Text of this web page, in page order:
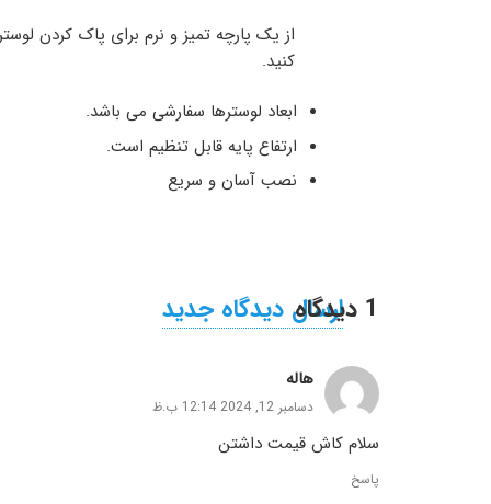
از یک پارچه تمیز و نرم برای پاک کردن
کنید.
ابعاد لوسترها سفارشی می باشد.
ارتفاع پایه قابل تنظیم است.
نصب آسان و سریع
1 دیدگاه
. ارسال دیدگاه جدید
هاله
دسامبر 12, 2024 12:14 ب.ظ
سلام کاش قیمت داشتن
پاسخ